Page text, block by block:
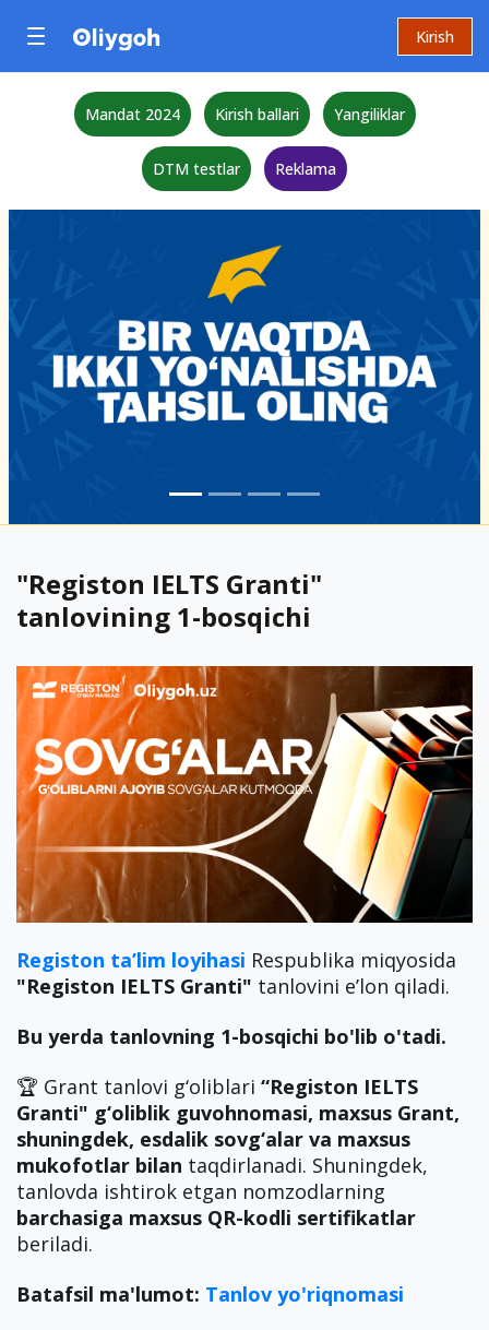
Kirish
Mandat 2024 Kirish ballari Yangiliklar
DTM testlar Reklama
"Registon IELTS Granti"
tanlovining 1-bosqichi
Registon ta’lim loyihasi Respublika miqyosida
"Registon IELTS Granti" tanlovini e’lon qiladi.
Bu yerda tanlovning 1-bosqichi bo'lib o'tadi.
🏆 Grant tanlovi g‘oliblari “Registon IELTS
Granti" g‘oliblik guvohnomasi, maxsus Grant,
shuningdek, esdalik sovg‘alar va maxsus
mukofotlar bilan taqdirlanadi. Shuningdek,
tanlovda ishtirok etgan nomzodlarning
barchasiga maxsus QR-kodli sertifikatlar
beriladi.
Batafsil ma'lumot: Tanlov yo'riqnomasi